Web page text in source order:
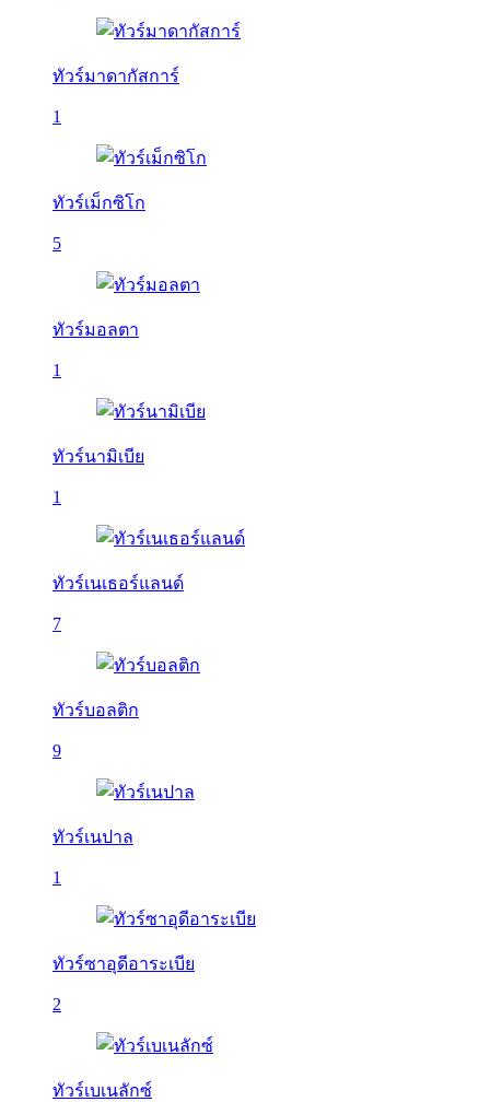
ทัวร์มาดากัสการ์
1
ทัวร์เม็กซิโก
5
ทัวร์มอลตา
1
ทัวร์นามิเบีย
1
ทัวร์เนเธอร์แลนด์
7
ทัวร์บอลติก
9
ทัวร์เนปาล
1
ทัวร์ซาอุดีอาระเบีย
2
ทัวร์เบเนลักซ์